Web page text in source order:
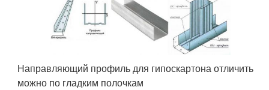
Направляющий профиль для гипоскартона отличить
можно по гладким полочкам